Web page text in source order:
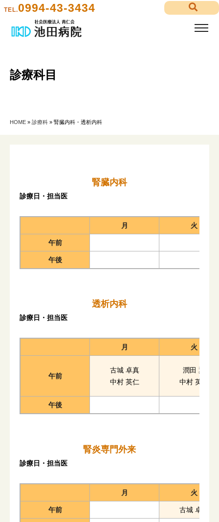
TEL.0994-43-3434
診療科目
HOME » 診療科 » 腎臓内科・透析内科
腎臓内科
診療日・担当医
月 火
午前
午後
透析内科
診療日・担当医
月 火
午前
古城 卓真
中村 英仁
潤田 翼
中村 英仁
午後
腎炎専門外来
診療日・担当医
月 火
午前 古城 卓真